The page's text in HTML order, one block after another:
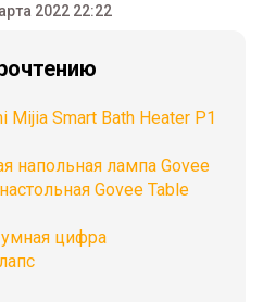
2022 22:22
Mijia Smart Bath Heater P1
напольная лампа Govee
Govee Table
цифра